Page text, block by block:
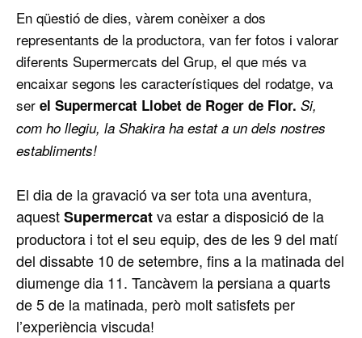
En qüestió de dies, vàrem conèixer a dos
representants de la productora, van fer fotos i valorar
diferents Supermercats del Grup, el que més va
encaixar segons les característiques del rodatge, va
ser el Supermercat Llobet de Roger de Flor. Si,
com ho llegiu, la Shakira ha estat a un dels nostres
establiments!
El dia de la gravació va ser tota una aventura,
aquestSupermercatva estar a disposició de la
productora i tot el seu equip, des de les 9 del matí
del dissabte 10 de setembre, fins a la matinada del
diumenge dia 11. Tancàvem la persiana a quarts
de 5 de la matinada, però molt satisfets per
l’experiència viscuda!